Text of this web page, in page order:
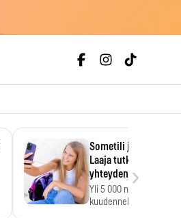
Sometili jo 11-
Laaja tutkimus löysi
yhteyden heikkoihin
Yli 5 000 nuoren
kuudennella luokalla
›